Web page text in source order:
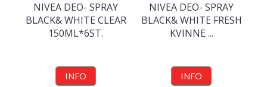
NIVEA DEO- SPRAY
BLACK& WHITE CLEAR
150ML*6ST.
INFO
NIVEA DEO- SPRAY
BLACK& WHITE FRESH
KVINNE ...
INFO